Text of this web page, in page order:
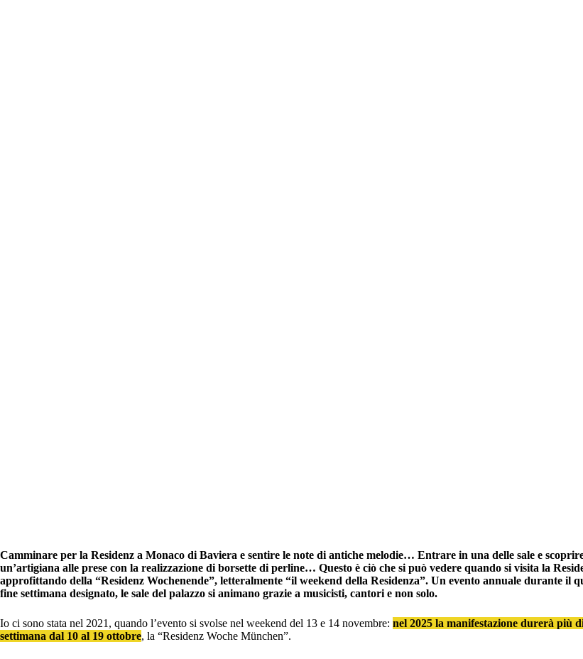
Camminare per la Residenz a Monaco di Baviera e sentire le note di antiche melodie… Entrare in una delle sale e
un’artigiana alle prese con la realizzazione di borsette di perline… Questo è ciò che si può vedere quando si visita la
approfittando della “Residenz Wochenende”, letteralmente “il weekend della Residenza”. Un evento annuale durante il
fine settimana designato, le sale del palazzo si animano grazie a musicisti, cantori e non solo.
Io ci sono stata nel 2021, quando l’evento si svolse nel weekend del 13 e 14 novembre: nel 2025 la manifestazione durerà più
settimana dal 10 al 19 ottobre, la “Residenz Woche München”.